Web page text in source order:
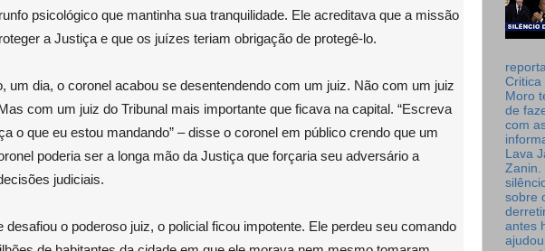
psicológico que mantinha sua tranquilidade. Ele acreditava que a missão
a Justiça e que os juízes teriam obrigação de protegê-lo.
um dia, o coronel acabou se desentendendo com um juiz. Não com um juiz
com um juiz do Tribunal mais importante que ficava na capital. “Escreva
o que eu estou mandando” – disse o coronel em público crendo que um
poderia ser a longa mão da Justiça que forçaria seu adversário a
judiciais.
desafiou o poderoso juiz, o policial ficou impotente. Ele perdeu seu comando
Critica
Moro
de
com
Lava
Zanin.
sobre
antes